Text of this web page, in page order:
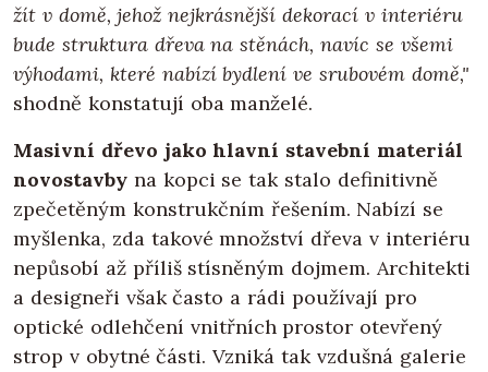
žít v domě, jehož nejkrásnější dekorací v interiéru
bude struktura dřeva na stěnách, navíc se všemi
výhodami, které nabízí bydlení ve srubovém domě,"
shodně konstatují oba manželé.
Masivní dřevo jako hlavní stavební materiál
novostavby na kopci se tak stalo definitivně
zpečetěným konstrukčním řešením. Nabízí se
myšlenka, zda takové množství dřeva v interiéru
nepůsobí až příliš stísněným dojmem. Architekti
a designeři však často a rádi používají pro
optické odlehčení vnitřních prostor otevřený
strop v obytné části. Vzniká tak vzdušná galerie